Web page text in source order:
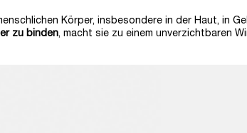
Körper, insbesondere in der Haut, in
zu binden, macht sie zu einem unverzichtbaren